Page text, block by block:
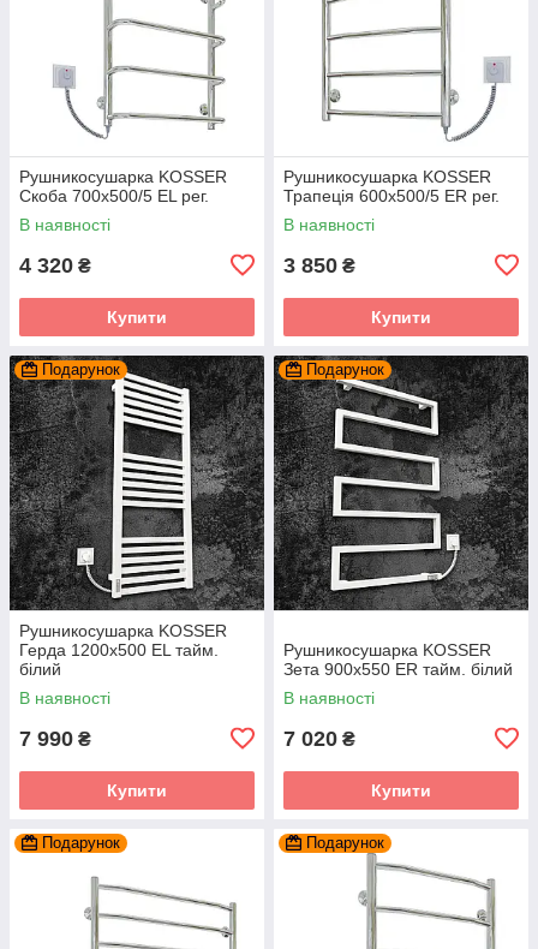
Рушникосушарка KOSSER
Скоба 700х500/5 ЕL рег.
В наявності
4 320 ₴
Купити
Рушникосушарка KOSSER
Трапеція 600х500/5 ER рег.
В наявності
3 850 ₴
Купити
Подарунок
Рушникосушарка KOSSER
Герда 1200х500 EL тайм.
білий
В наявності
7 990 ₴
Купити
Подарунок
Рушникосушарка KOSSER
Зета 900х550 ER тайм. білий
В наявності
7 020 ₴
Купити
Подарунок Подарунок